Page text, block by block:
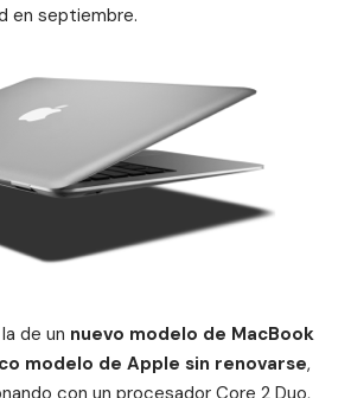
en septiembre.
de un nuevo modelo de MacBook
modelo de Apple sin renovarse,